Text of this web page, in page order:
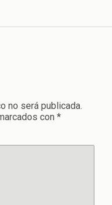
no será publicada.
con *